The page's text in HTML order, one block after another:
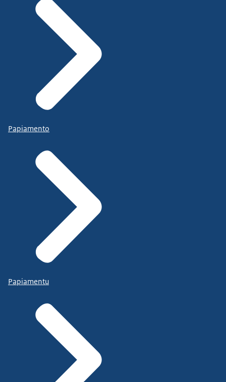
Papiamento
Papiamentu